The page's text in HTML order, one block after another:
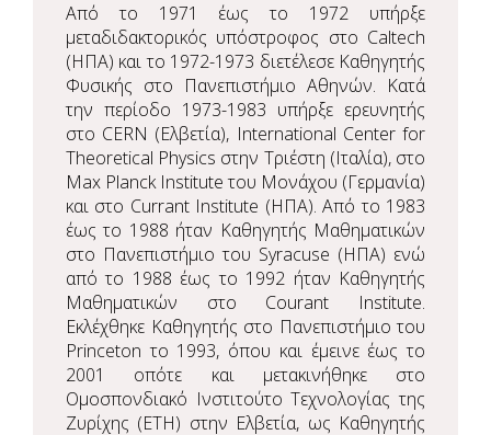
Από το 1971 έως το 1972 υπήρξε
μεταδιδακτορικός υπόστροφος στο Caltech
(ΗΠΑ) και το 1972-1973 διετέλεσε Καθηγητής
Φυσικής στο Πανεπιστήμιο Αθηνών. Κατά
την περίοδο 1973-1983 υπήρξε ερευνητής
στο CERN (Ελβετία), International Center for
Theoretical Physics στην Τριέστη (Ιταλία), στο
Max Planck Institute του Μονάχου (Γερμανία)
και στο Currant Institute (ΗΠΑ). Από το 1983
έως το 1988 ήταν Καθηγητής Μαθηματικών
στο Πανεπιστήμιο του Syracuse (ΗΠΑ) ενώ
από το 1988 έως το 1992 ήταν Καθηγητής
Μαθηματικών στο Courant Institute.
Εκλέχθηκε Καθηγητής στο Πανεπιστήμιο του
Princeton το 1993, όπου και έμεινε έως το
2001 οπότε και μετακινήθηκε στο
Ομοσπονδιακό Ινστιτούτο Τεχνολογίας της
Ζυρίχης (ETH) στην Ελβετία, ως Καθηγητής